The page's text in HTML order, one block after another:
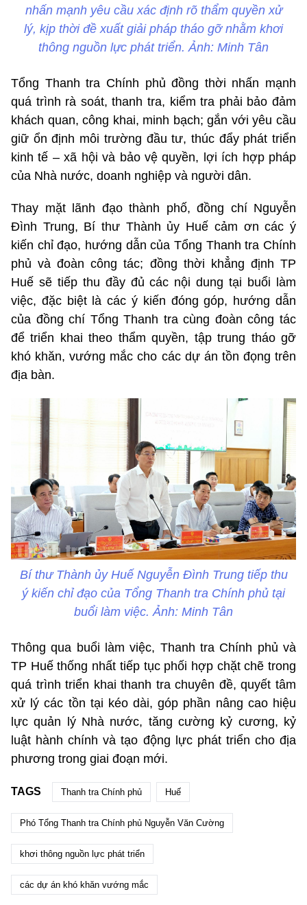
nhấn mạnh yêu cầu xác định rõ thẩm quyền xử
lý, kịp thời đề xuất giải pháp tháo gỡ nhằm khơi
thông nguồn lực phát triển. Ảnh: Minh Tân
Tổng Thanh tra Chính phủ đồng thời nhấn mạnh
quá trình rà soát, thanh tra, kiểm tra phải bảo đảm
khách quan, công khai, minh bạch; gắn với yêu cầu
giữ ổn định môi trường đầu tư, thúc đẩy phát triển
kinh tế – xã hội và bảo vệ quyền, lợi ích hợp pháp
của Nhà nước, doanh nghiệp và người dân.
Thay mặt lãnh đạo thành phố, đồng chí Nguyễn
Đình Trung, Bí thư Thành ủy Huế cảm ơn các ý
kiến chỉ đạo, hướng dẫn của Tổng Thanh tra Chính
phủ và đoàn công tác; đồng thời khẳng định TP
Huế sẽ tiếp thu đầy đủ các nội dung tại buổi làm
việc, đặc biệt là các ý kiến đóng góp, hướng dẫn
của đồng chí Tổng Thanh tra cùng đoàn công tác
để triển khai theo thẩm quyền, tập trung tháo gỡ
khó khăn, vướng mắc cho các dự án tồn đọng trên
địa bàn.
Bí thư Thành ủy Huế Nguyễn Đình Trung tiếp thu
ý kiến chỉ đạo của Tổng Thanh tra Chính phủ tại
buổi làm việc. Ảnh: Minh Tân
Thông qua buổi làm việc, Thanh tra Chính phủ và
TP Huế thống nhất tiếp tục phối hợp chặt chẽ trong
quá trình triển khai thanh tra chuyên đề, quyết tâm
xử lý các tồn tại kéo dài, góp phần nâng cao hiệu
lực quản lý Nhà nước, tăng cường kỷ cương, kỷ
luật hành chính và tạo động lực phát triển cho địa
phương trong giai đoạn mới.
TAGS Thanh tra Chính phủ Huế
Phó Tổng Thanh tra Chính phủ Nguyễn Văn Cường
khơi thông nguồn lực phát triển
các dự án khó khăn vướng mắc